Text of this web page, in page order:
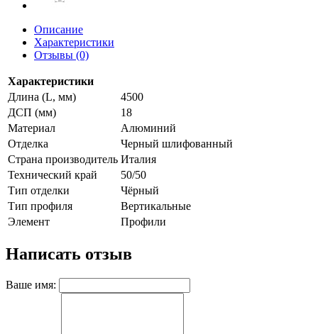
Описание
Характеристики
Отзывы (0)
Характеристики
Длина (L, мм)
4500
ДСП (мм)
18
Материал
Алюминий
Отделка
Черный шлифованный
Страна производитель Италия
Технический край
50/50
Тип отделки
Чёрный
Тип профиля
Вертикальные
Элемент
Профили
Написать отзыв
Ваше имя: